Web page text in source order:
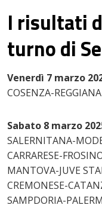
I risultati
turno di
Venerdì 7 marzo
COSENZA-
Sabato 8 marzo
SALERNITANA-
CARRARESE-
MANTOVA-JUVE
CREMONESE-
SAMPDORIA-